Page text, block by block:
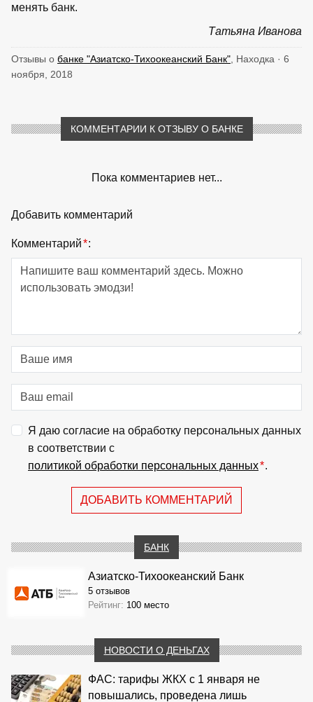
менять банк.
Татьяна Иванова
Отзывы о банке "Азиатско-Тихоокеанский Банк" , Находка · 6
ноября, 2018
КОММЕНТАРИИ К ОТЗЫВУ О БАНКЕ
Пока комментариев нет...
Добавить комментарий
Комментарий*:
Я даю согласие на обработку персональных данных
в соответствии с
политикой обработки персональных данных*.
ДОБАВИТЬ КОММЕНТАРИЙ
БАНК
Азиатско-Тихоокеанский Банк
5 отзывов
Рейтинг: 100 место
НОВОСТИ О ДЕНЬГАХ
ФАС: тарифы ЖКХ с 1 января не
повышались, проведена лишь